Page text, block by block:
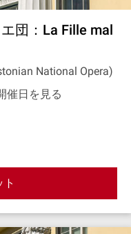
団：La Fille mal
National Opera)
催日を見る